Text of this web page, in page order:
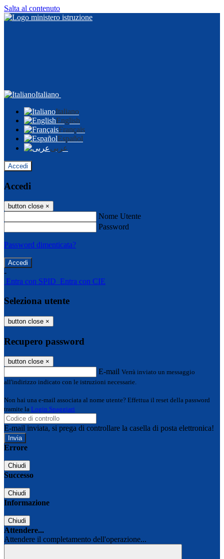
Salta al contenuto
Italiano
Italiano
English
Français
Español
عربى
Accedi
Accedi
button close ×
Nome Utente
Password
Password dimenticata?
-
Entra con SPID Entra con CIE
Seleziona utente
button close ×
Recupero password
button close ×
E-mail Verrà inviato un messaggio
all'indirizzo indicato con le istruzioni necessarie.
Non hai una e-mail associata al nome utente? Effettua il reset della password
tramite la Login Spaggiari
E-mail inviata, si prega di controllare la casella di posta elettronica!
Errore
Chiudi
Successo
Chiudi
Informazione
Chiudi
Attendere...
Attendere il completamento dell'operazione...